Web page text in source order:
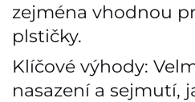
zejména vhodnou
plstičky.
Klíčové výhody:
nasazení a sejmutí,